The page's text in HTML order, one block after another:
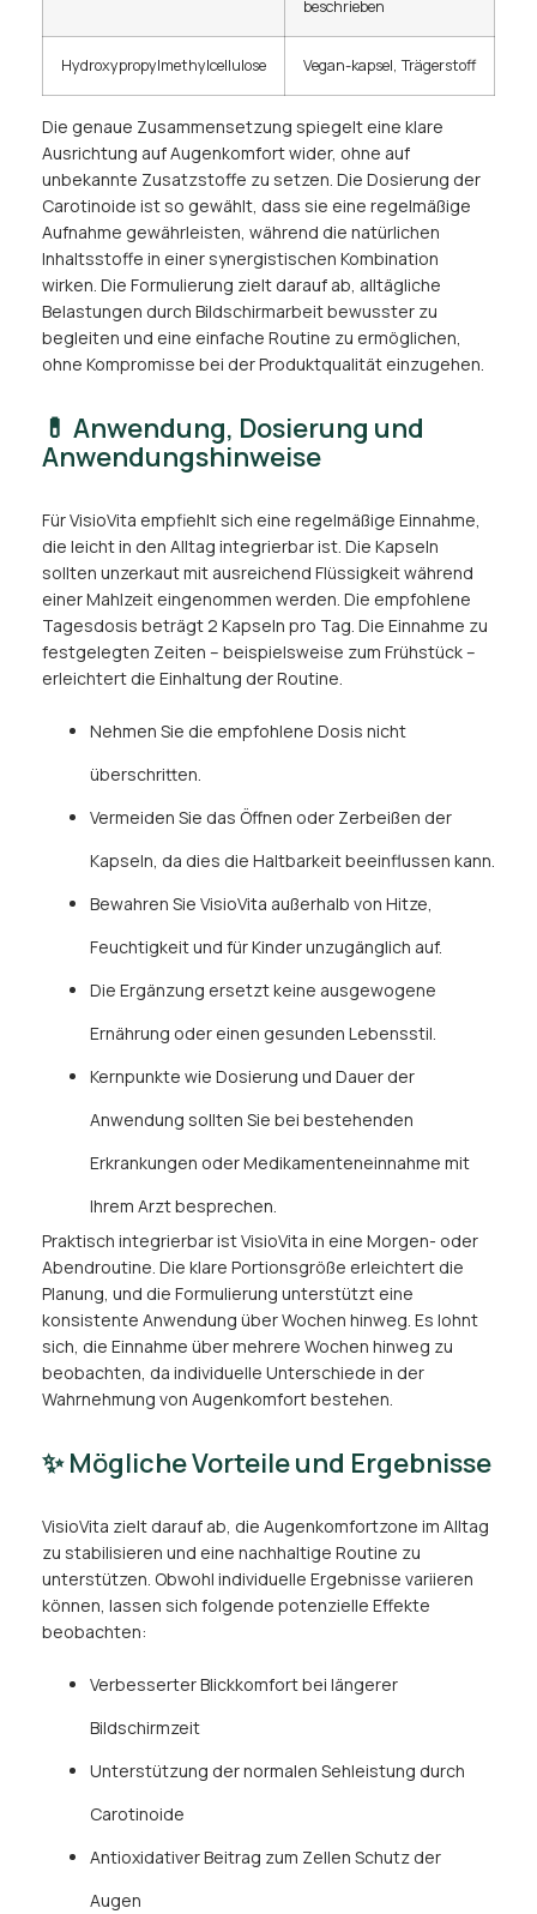
beschrieben
Hydroxypropylmethylcellulose Vegan-kapsel, Trägerstoff
Die genaue Zusammensetzung spiegelt eine klare
Ausrichtung auf Augenkomfort wider, ohne auf
unbekannte Zusatzstoffe zu setzen. Die Dosierung der
Carotinoide ist so gewählt, dass sie eine regelmäßige
Aufnahme gewährleisten, während die natürlichen
Inhaltsstoffe in einer synergistischen Kombination
wirken. Die Formulierung zielt darauf ab, alltägliche
Belastungen durch Bildschirmarbeit bewusster zu
begleiten und eine einfache Routine zu ermöglichen,
ohne Kompromisse bei der Produktqualität einzugehen.
💊 Anwendung, Dosierung und
Anwendungshinweise
Für VisioVita empfiehlt sich eine regelmäßige Einnahme,
die leicht in den Alltag integrierbar ist. Die Kapseln
sollten unzerkaut mit ausreichend Flüssigkeit während
einer Mahlzeit eingenommen werden. Die empfohlene
Tagesdosis beträgt 2 Kapseln pro Tag. Die Einnahme zu
festgelegten Zeiten – beispielsweise zum Frühstück –
erleichtert die Einhaltung der Routine.
Nehmen Sie die empfohlene Dosis nicht
überschritten.
Vermeiden Sie das Öffnen oder Zerbeißen der
Kapseln, da dies die Haltbarkeit beeinflussen kann.
Bewahren Sie VisioVita außerhalb von Hitze,
Feuchtigkeit und für Kinder unzugänglich auf.
Die Ergänzung ersetzt keine ausgewogene
Ernährung oder einen gesunden Lebensstil.
Kernpunkte wie Dosierung und Dauer der
Anwendung sollten Sie bei bestehenden
Erkrankungen oder Medikamenteneinnahme mit
Ihrem Arzt besprechen.
Praktisch integrierbar ist VisioVita in eine Morgen- oder
Abendroutine. Die klare Portionsgröße erleichtert die
Planung, und die Formulierung unterstützt eine
konsistente Anwendung über Wochen hinweg. Es lohnt
sich, die Einnahme über mehrere Wochen hinweg zu
beobachten, da individuelle Unterschiede in der
Wahrnehmung von Augenkomfort bestehen.
✨ Mögliche Vorteile und Ergebnisse
VisioVita zielt darauf ab, die Augenkomfortzone im Alltag
zu stabilisieren und eine nachhaltige Routine zu
unterstützen. Obwohl individuelle Ergebnisse variieren
können, lassen sich folgende potenzielle Effekte
beobachten:
Verbesserter Blickkomfort bei längerer
Bildschirmzeit
Unterstützung der normalen Sehleistung durch
Carotinoide
Antioxidativer Beitrag zum Zellen Schutz der
Augen